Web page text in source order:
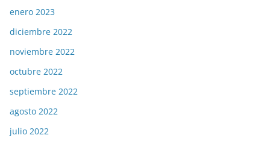
enero 2023
diciembre 2022
noviembre 2022
octubre 2022
septiembre 2022
agosto 2022
julio 2022